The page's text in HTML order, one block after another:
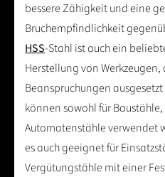
bessere Zähigkeit und eine
Bruchempfindlichkeit
HSS-Stahl ist auch ein
Herstellung von Werkzeugen,
Beanspruchungen
können sowohl für
Automatenstähle verwendet
es auch geeignet für
Vergütungstähle mit einer